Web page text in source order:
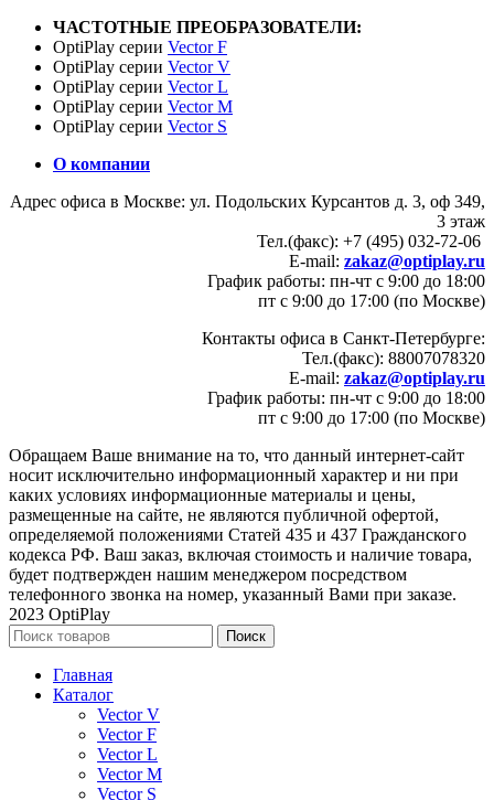
ЧАСТОТНЫЕ ПРЕОБРАЗОВАТЕЛИ:
OptiPlay серии Vector F
OptiPlay серии Vector V
OptiPlay серии Vector L
OptiPlay серии Vector M
OptiPlay серии Vector S
О компании
Адрес офиса в Москве: ул. Подольских Курсантов д. 3, оф 349,
3 этаж
Тел.(факс): +7 (495) 032-72-06
E-mail: zakaz@optiplay.ru
График работы: пн-чт с 9:00 до 18:00
пт с 9:00 до 17:00 (по Москве)
Контакты офиса в Санкт-Петербурге:
Тел.(факс): 88007078320
E-mail: zakaz@optiplay.ru
График работы: пн-чт с 9:00 до 18:00
пт с 9:00 до 17:00 (по Москве)
Обращаем Ваше внимание на то, что данный интернет-сайт
носит исключительно информационный характер и ни при
каких условиях информационные материалы и цены,
размещенные на сайте, не являются публичной офертой,
определяемой положениями Статей 435 и 437 Гражданского
кодекса РФ. Ваш заказ, включая стоимость и наличие товара,
будет подтвержден нашим менеджером посредством
телефонного звонка на номер, указанный Вами при заказе.
2023 OptiPlay
Поиск
Главная
Каталог
Vector V
Vector F
Vector L
Vector M
Vector S